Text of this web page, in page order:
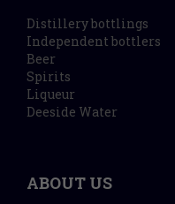
Distillery bottlings
Independent bottlers
Beer
Spirits
Liqueur
Deeside Water
ABOUT US